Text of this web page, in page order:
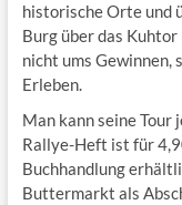
historische Orte und
Burg über das
nicht ums Gewinnen,
Erleben.
Man kann seine Tour
Rallye-Heft ist für
Buchhandlung
Buttermarkt als